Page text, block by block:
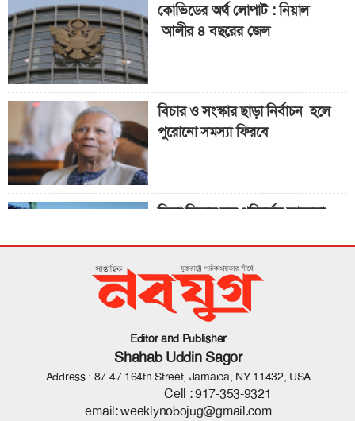
কোভিডের অর্থ লোপাট : নিয়াল
আলীর ৪ বছরের জেল
বিচার ও সংস্কার ছাড়া নির্বাচন হলে
পুরোনো সমস্যা ফিরবে
ভিসা নিয়মে বড় পরিবর্তন আনলো
‘ট্রানজিশন’ দলের সবাই নারী
Editor and Publisher
Shahab Uddin Sagor
Address : 87 47 164th Street, Jamaica, NY 11432, USA
Cell :917-353-9321
email:weeklynobojug@gmail.com